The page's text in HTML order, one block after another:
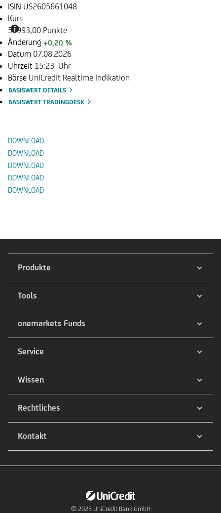
ISIN US2605661048
Kurs
53993,00 Punkte
Änderung +0,20 %
Datum 07.08.2026
Uhrzeit 15:23 Uhr
Börse UniCredit Realtime Indikation
BASISWERT DETAILS
BASISWERT TRADINGDESK
DOWNLOAD
DOWNLOAD
DOWNLOAD
DOWNLOAD
DOWNLOAD
Produkte
Tools
onemarkets Funds
Service
Wissen
Rechtliches
Kontakt
© 2025 UniCredit Bank GmbH